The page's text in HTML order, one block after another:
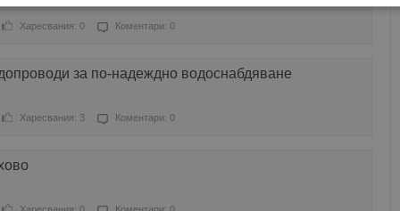
Харесвания: 0 Коментари: 0
за по-надеждно водоснабдяване
Харесвания: 3 Коментари: 0
Ефективност Таргетиране Функционалност